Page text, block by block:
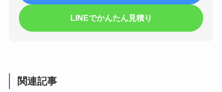
LINEでかんたん見積り
関連記事